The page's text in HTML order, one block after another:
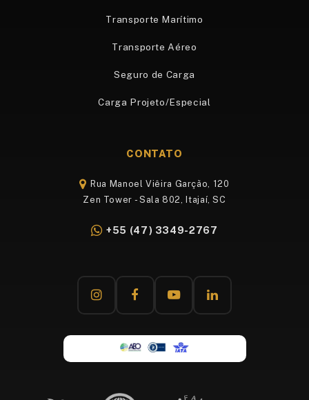
Transporte Marítimo
Transporte Aéreo
Seguro de Carga
Carga Projeto/Especial
CONTATO
Rua Manoel Viêira Garção, 120
Zen Tower - Sala 802, Itajaí, SC
+55 (47) 3349-2767